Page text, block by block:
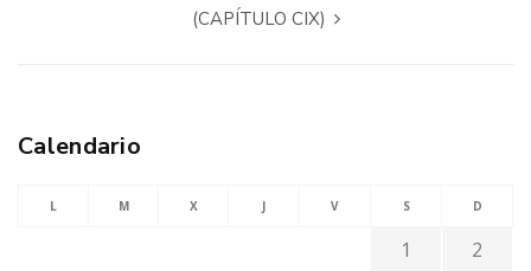
(CAPÍTULO CIX)
Calendario
L M X J V S D
1
2